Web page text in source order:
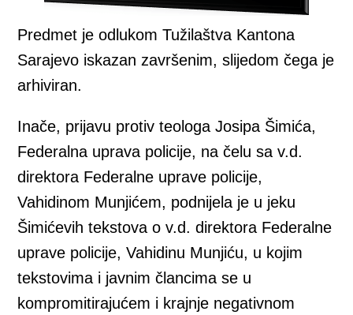
Predmet je odlukom Tužilaštva Kantona
Sarajevo iskazan završenim, slijedom čega je
arhiviran.
Inače, prijavu protiv teologa Josipa Šimića,
Federalna uprava policije, na čelu sa v.d.
direktora Federalne uprave policije,
Vahidinom Munjićem, podnijela je u jeku
Šimićevih tekstova o v.d. direktora Federalne
uprave policije, Vahidinu Munjiću, u kojim
tekstovima i javnim člancima se u
kompromitirajućem i krajnje negativnom